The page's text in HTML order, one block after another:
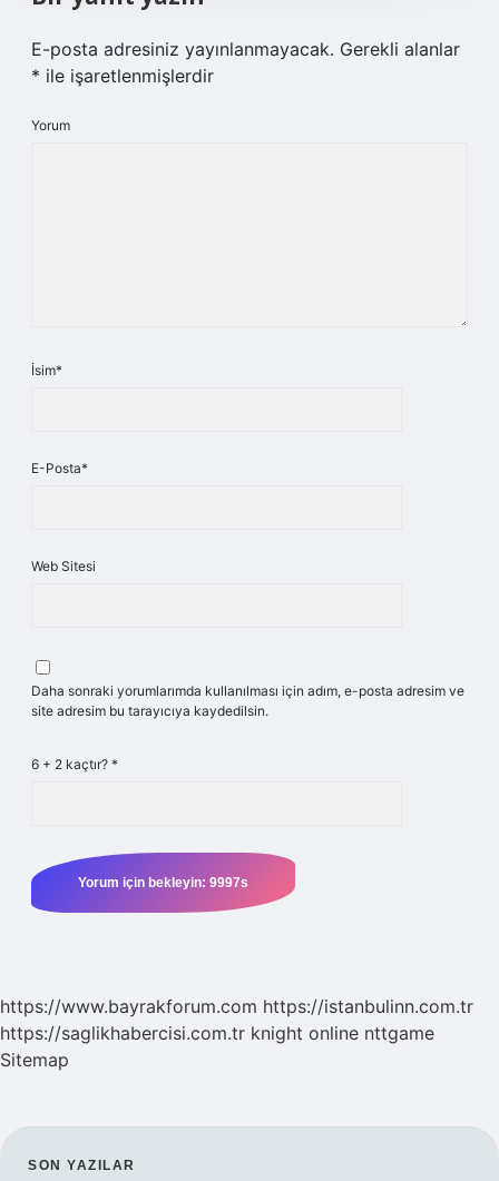
E-posta adresiniz yayınlanmayacak. Gerekli alanlar
* ile işaretlenmişlerdir
Yorum
İsim*
E-Posta*
Web Sitesi
Daha sonraki yorumlarımda kullanılması için adım, e-posta adresim ve
site adresim bu tarayıcıya kaydedilsin.
6 + 2 kaçtır? *
https://www.bayrakforum.com https://istanbulinn.com.tr
https://saglikhabercisi.com.tr knight online nttgame
Sitemap
SON YAZILAR